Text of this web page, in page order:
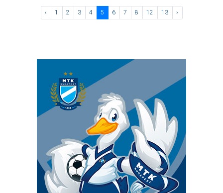
‹ 1 2 3 4 5 6 7 8 12 13 ›